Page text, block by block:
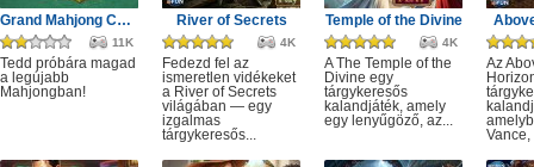
Grand Mahjong Connect
11K
Tedd próbára magad
a legújabb
Mahjongban!
River of Secrets
4K
Fedezd fel az
ismeretlen vidékeket
a River of Secrets
világában — egy
izgalmas
tárgykeresős...
Temple of the Divine
4K
A The Temple of the
Divine egy
tárgykeresős
kalandjáték, amely
egy lenyűgöző, az...
Az
Vance,